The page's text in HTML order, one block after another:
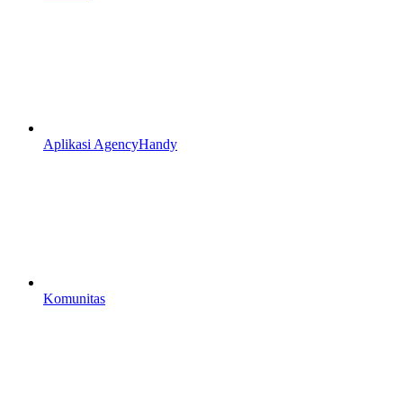
Aplikasi AgencyHandy
Komunitas